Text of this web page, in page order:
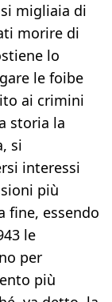
migliaia di
morire di
lo
le foibe
ai crimini
storia la
si
interessi
più
fine, essendo
le
per
più